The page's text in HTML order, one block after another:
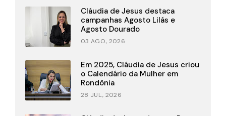
Cláudia de Jesus destaca
campanhas Agosto Lilás e
Agosto Dourado
03 AGO., 2026
Em 2025, Cláudia de Jesus criou
o Calendário da Mulher em
Rondônia
28 JUL., 2026